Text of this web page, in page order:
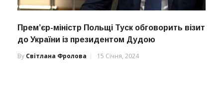
Прем’єр-міністр Польщі Туск обговорить візит
до України із президентом Дудою
By Світлана Фролова 15 Січня, 2024